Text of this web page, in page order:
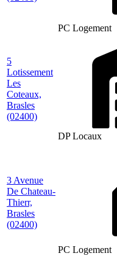
PC Logement
5
Lotissement
Les
Coteaux,
Brasles
(02400)
DP Locaux
3 Avenue
De Chateau-
Thierr,
Brasles
(02400)
PC Logement